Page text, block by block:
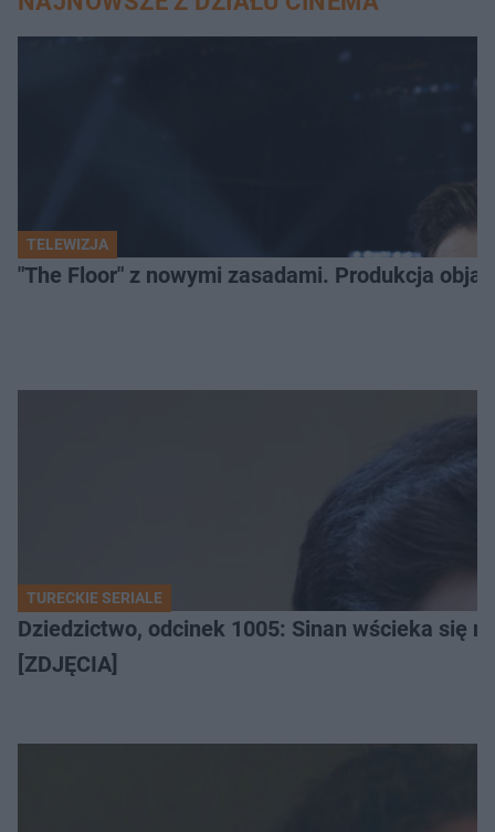
TELEWIZJA
"The Floor" z nowymi zasadami. Produkcja
TURECKIE SERIALE
Dziedzictwo, odcinek 1005: Sinan wścieka się
[ZDJĘCIA]